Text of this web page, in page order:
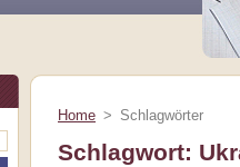
Home > Schlagwörter
Schlagwort: